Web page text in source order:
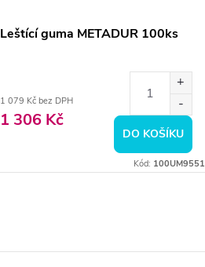
Leštící guma METADUR 100ks
1 079 Kč bez DPH
1 306 Kč
DO KOŠÍKU
Kód: 100UM9551